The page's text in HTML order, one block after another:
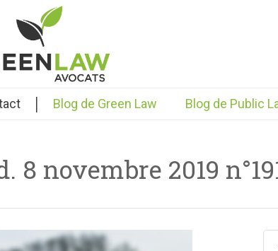
| Blog de Green Law Blog de Public
8 novembre 2019